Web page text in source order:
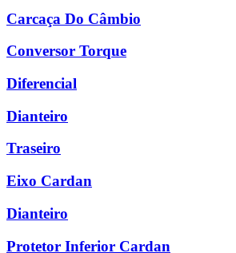
Carcaça Do Câmbio
Conversor Torque
Diferencial
Dianteiro
Traseiro
Eixo Cardan
Dianteiro
Protetor Inferior Cardan